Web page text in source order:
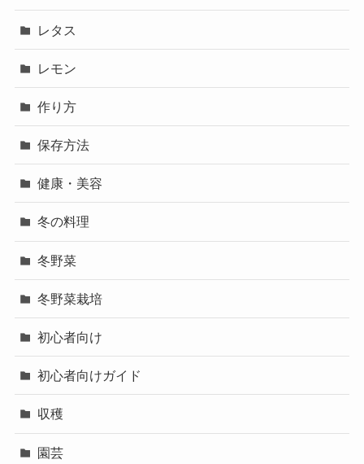
レタス
レモン
作り方
保存方法
健康・美容
冬の料理
冬野菜
冬野菜栽培
初心者向け
初心者向けガイド
収穫
園芸